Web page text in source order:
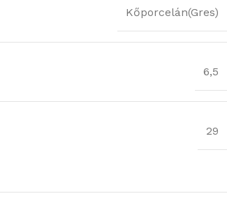
Kőporcelán(Gres)
6,5
29